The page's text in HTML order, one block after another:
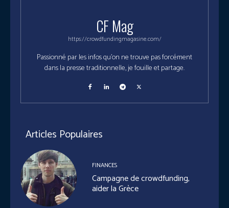
CF Mag
https://crowdfundingmagasine.com/
Passionné par les infos qu'on ne trouve pas forcément
dans la presse traditionnelle, je fouille et partage.
Articles Populaires
FINANCES
Campagne de crowdfunding,
aider la Grèce